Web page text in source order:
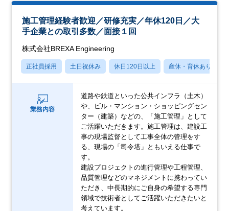
施工管理経験者歓迎／研修充実／年休120日／大
手企業との取引多数／面接１回
株式会社BREXA Engineering
正社員採用 土日祝休み 休日120日以上 産休・育休あり
業務内容
道路や鉄道といった公共インフラ（土木）
や、ビル・マンション・ショッピングセン
ター（建築）などの、「施工管理」として
ご活躍いただきます。施工管理は、建設工
事の現場監督として工事全体の管理をす
る、現場の「司令塔」ともいえる仕事で
す。
建設プロジェクトの進行管理や工程管理、
品質管理などのマネジメントに携わってい
ただき、中長期的にご自身の希望する専門
領域で技術者としてご活躍いただきたいと
考えています。